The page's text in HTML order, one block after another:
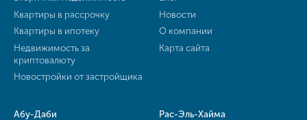
Квартиры в рассрочку
Квартиры в ипотеку
Недвижимость за
криптовалюту
Новостройки от застройщика
Новости
О компании
Карта сайта
Абу-Даби
Рас-Эль-Хайма